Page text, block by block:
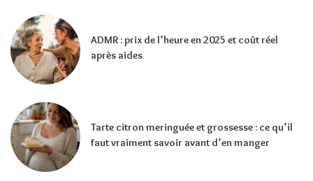
ADMR : prix de l’heure en 2025 et coût réel
après aides
Tarte citron meringuée et grossesse : ce qu’il
faut vraiment savoir avant d’en manger